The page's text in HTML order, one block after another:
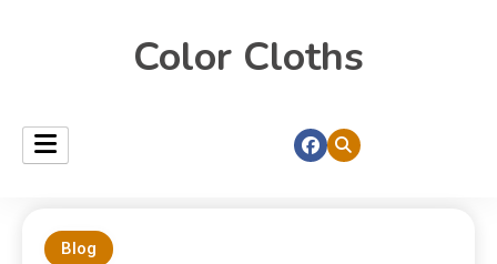
Color Cloths
Blog